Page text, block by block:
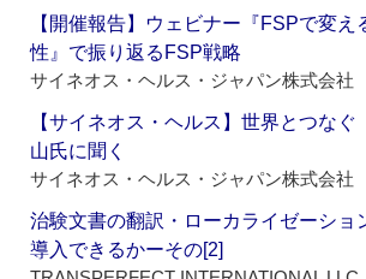
【開催報告】ウェビナー『FSPで変
性』で振り返るFSP戦略
サイネオス・ヘルス・ジャパン株式会社
【サイネオス・ヘルス】世界とつな
山氏に聞く
サイネオス・ヘルス・ジャパン株式会社
治験文書の翻訳・ローカライゼーショ
導入できるかーその[2]